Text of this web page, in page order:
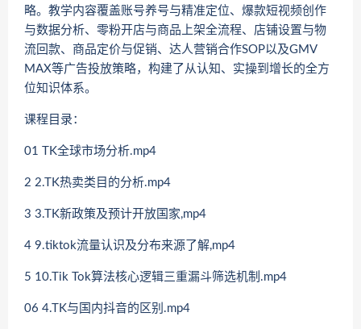
略。教学内容覆盖账号养号与精准定位、爆款短视频创作
与数据分析、零粉开店与商品上架全流程、店铺设置与物
流回款、商品定价与促销、达人营销合作SOP以及GMV
MAX等广告投放策略，构建了从认知、实操到增长的全方
位知识体系。
课程目录：
01 TK全球市场分析.mp4
2 2.TK热卖类目的分析.mp4
3 3.TK新政策及预计开放国家,mp4
4 9.tiktok流量认识及分布来源了解,mp4
5 10.Tik Tok算法核心逻辑三重漏斗筛选机制.mp4
06 4.TK与国内抖音的区别.mp4